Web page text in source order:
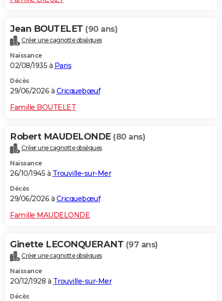
Jean BOUTELET (90 ans)
Créer une cagnotte obsèques
Naissance
02/08/1935 à Paris
Décès
29/06/2026 à Cricquebœuf
Famille BOUTELET
Robert MAUDELONDE (80 ans)
Créer une cagnotte obsèques
Naissance
26/10/1945 à Trouville-sur-Mer
Décès
29/06/2026 à Cricquebœuf
Famille MAUDELONDE
Ginette LECONQUERANT (97 ans)
Créer une cagnotte obsèques
Naissance
20/12/1928 à Trouville-sur-Mer
Décès